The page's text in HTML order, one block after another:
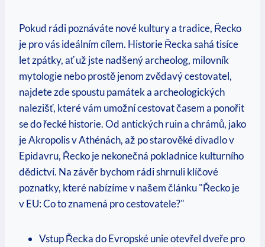
Pokud rádi poznáváte nové kultury a tradice, Řecko
je pro vás ideálním cílem. Historie Řecka sahá tisíce
let zpátky, ať už jste nadšený archeolog, milovník
mytologie nebo prostě jenom zvědavý cestovatel,
najdete zde spoustu památek a archeologických
nalezišť, které vám umožní cestovat časem a ponořit
se do řecké historie. Od antických ruin a chrámů, jako
je Akropolis v Athénách, až po starověké divadlo v
Epidavru, Řecko je nekonečná pokladnice kulturního
dědictví. Na závěr bychom rádi shrnuli klíčové
poznatky, které nabízíme v našem článku "Řecko je
v EU: Co to znamená pro cestovatele?"
Vstup Řecka do Evropské unie otevřel dveře pro